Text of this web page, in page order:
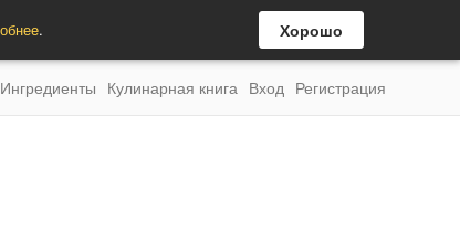
. Хорошо
Ингредиенты Кулинарная книга Вход Регистрация